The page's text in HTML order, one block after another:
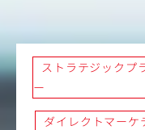
ストラテジックプ
ー
ダイレクトマーケ